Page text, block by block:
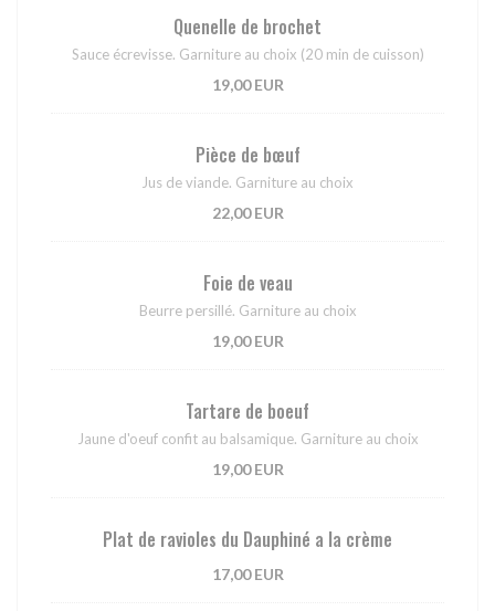
Quenelle de brochet
Sauce écrevisse. Garniture au choix (20 min de cuisson)
19,00 EUR
Pièce de bœuf
Jus de viande. Garniture au choix
22,00 EUR
Foie de veau
Beurre persillé. Garniture au choix
19,00 EUR
Tartare de boeuf
Jaune d'oeuf confit au balsamique. Garniture au choix
19,00 EUR
Plat de ravioles du Dauphiné a la crème
17,00 EUR